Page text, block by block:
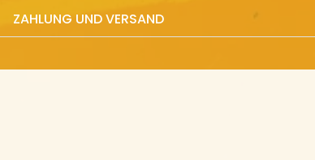
ZAHLUNG UND VERSAND